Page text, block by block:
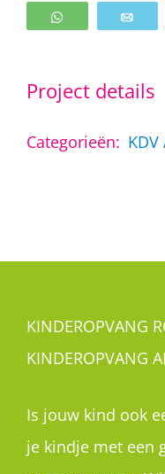
WhatsApp
Project details
Categorieën:
KINDEROPVANG
KINDEROPVANG
Is jouw kind ook
je kindje met een